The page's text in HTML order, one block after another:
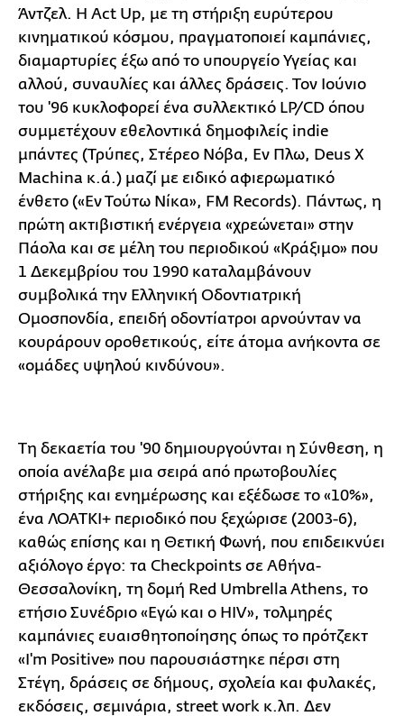
Άντζελ. Η Act Up, με τη στήριξη ευρύτερου
κινηματικού κόσμου, πραγματοποιεί καμπάνιες,
διαμαρτυρίες έξω από το υπουργείο Υγείας και
αλλού, συναυλίες και άλλες δράσεις. Τον Ιούνιο
του '96 κυκλοφορεί ένα συλλεκτικό LP/CD όπου
συμμετέχουν εθελοντικά δημοφιλείς indie
μπάντες (Τρύπες, Στέρεο Νόβα, Εν Πλω, Deus X
Machina κ.ά.) μαζί με ειδικό αφιερωματικό
ένθετο («Εν Τούτω Νίκα», FM Records). Πάντως, η
πρώτη ακτιβιστική ενέργεια «χρεώνεται» στην
Πάολα και σε μέλη του περιοδικού «Κράξιμο» που
1 Δεκεμβρίου του 1990 καταλαμβάνουν
συμβολικά την Ελληνική Οδοντιατρική
Ομοσπονδία, επειδή οδοντίατροι αρνούνταν να
κουράρουν οροθετικούς, είτε άτομα ανήκοντα σε
«ομάδες υψηλού κινδύνου».
Τη δεκαετία του '90 δημιουργούνται η Σύνθεση, η
οποία ανέλαβε μια σειρά από πρωτοβουλίες
στήριξης και ενημέρωσης και εξέδωσε το «10%»,
ένα ΛΟΑΤΚΙ+ περιοδικό που ξεχώρισε (2003-6),
καθώς επίσης και η Θετική Φωνή, που επιδεικνύει
αξιόλογο έργο: τα Checkpoints σε Αθήνα-
Θεσσαλονίκη, τη δομή Red Umbrella Athens, το
ετήσιο Συνέδριο «Εγώ και ο HIV», τολμηρές
καμπάνιες ευαισθητοποίησης όπως το πρότζεκτ
«I'm Positive» που παρουσιάστηκε πέρσι στη
Στέγη, δράσεις σε δήμους, σχολεία και φυλακές,
εκδόσεις, σεμινάρια, street work κ.λπ. Δεν